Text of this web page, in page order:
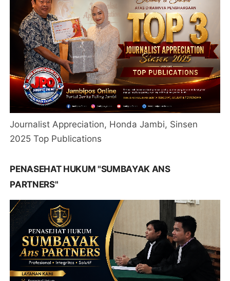
Journalist Appreciation, Honda Jambi, Sinsen
2025 Top Publications
PENASEHAT HUKUM "SUMBAYAK ANS
PARTNERS"